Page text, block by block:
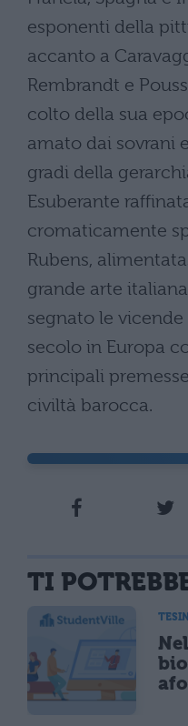
esponenti della
accanto a
Rembrandt e
colto della sua
amato dai sovrani
gradi della
Esuberante
cromaticamente
Rubens,
grande arte
segnato le
secolo in Europa
principali
civiltà barocca.
TI